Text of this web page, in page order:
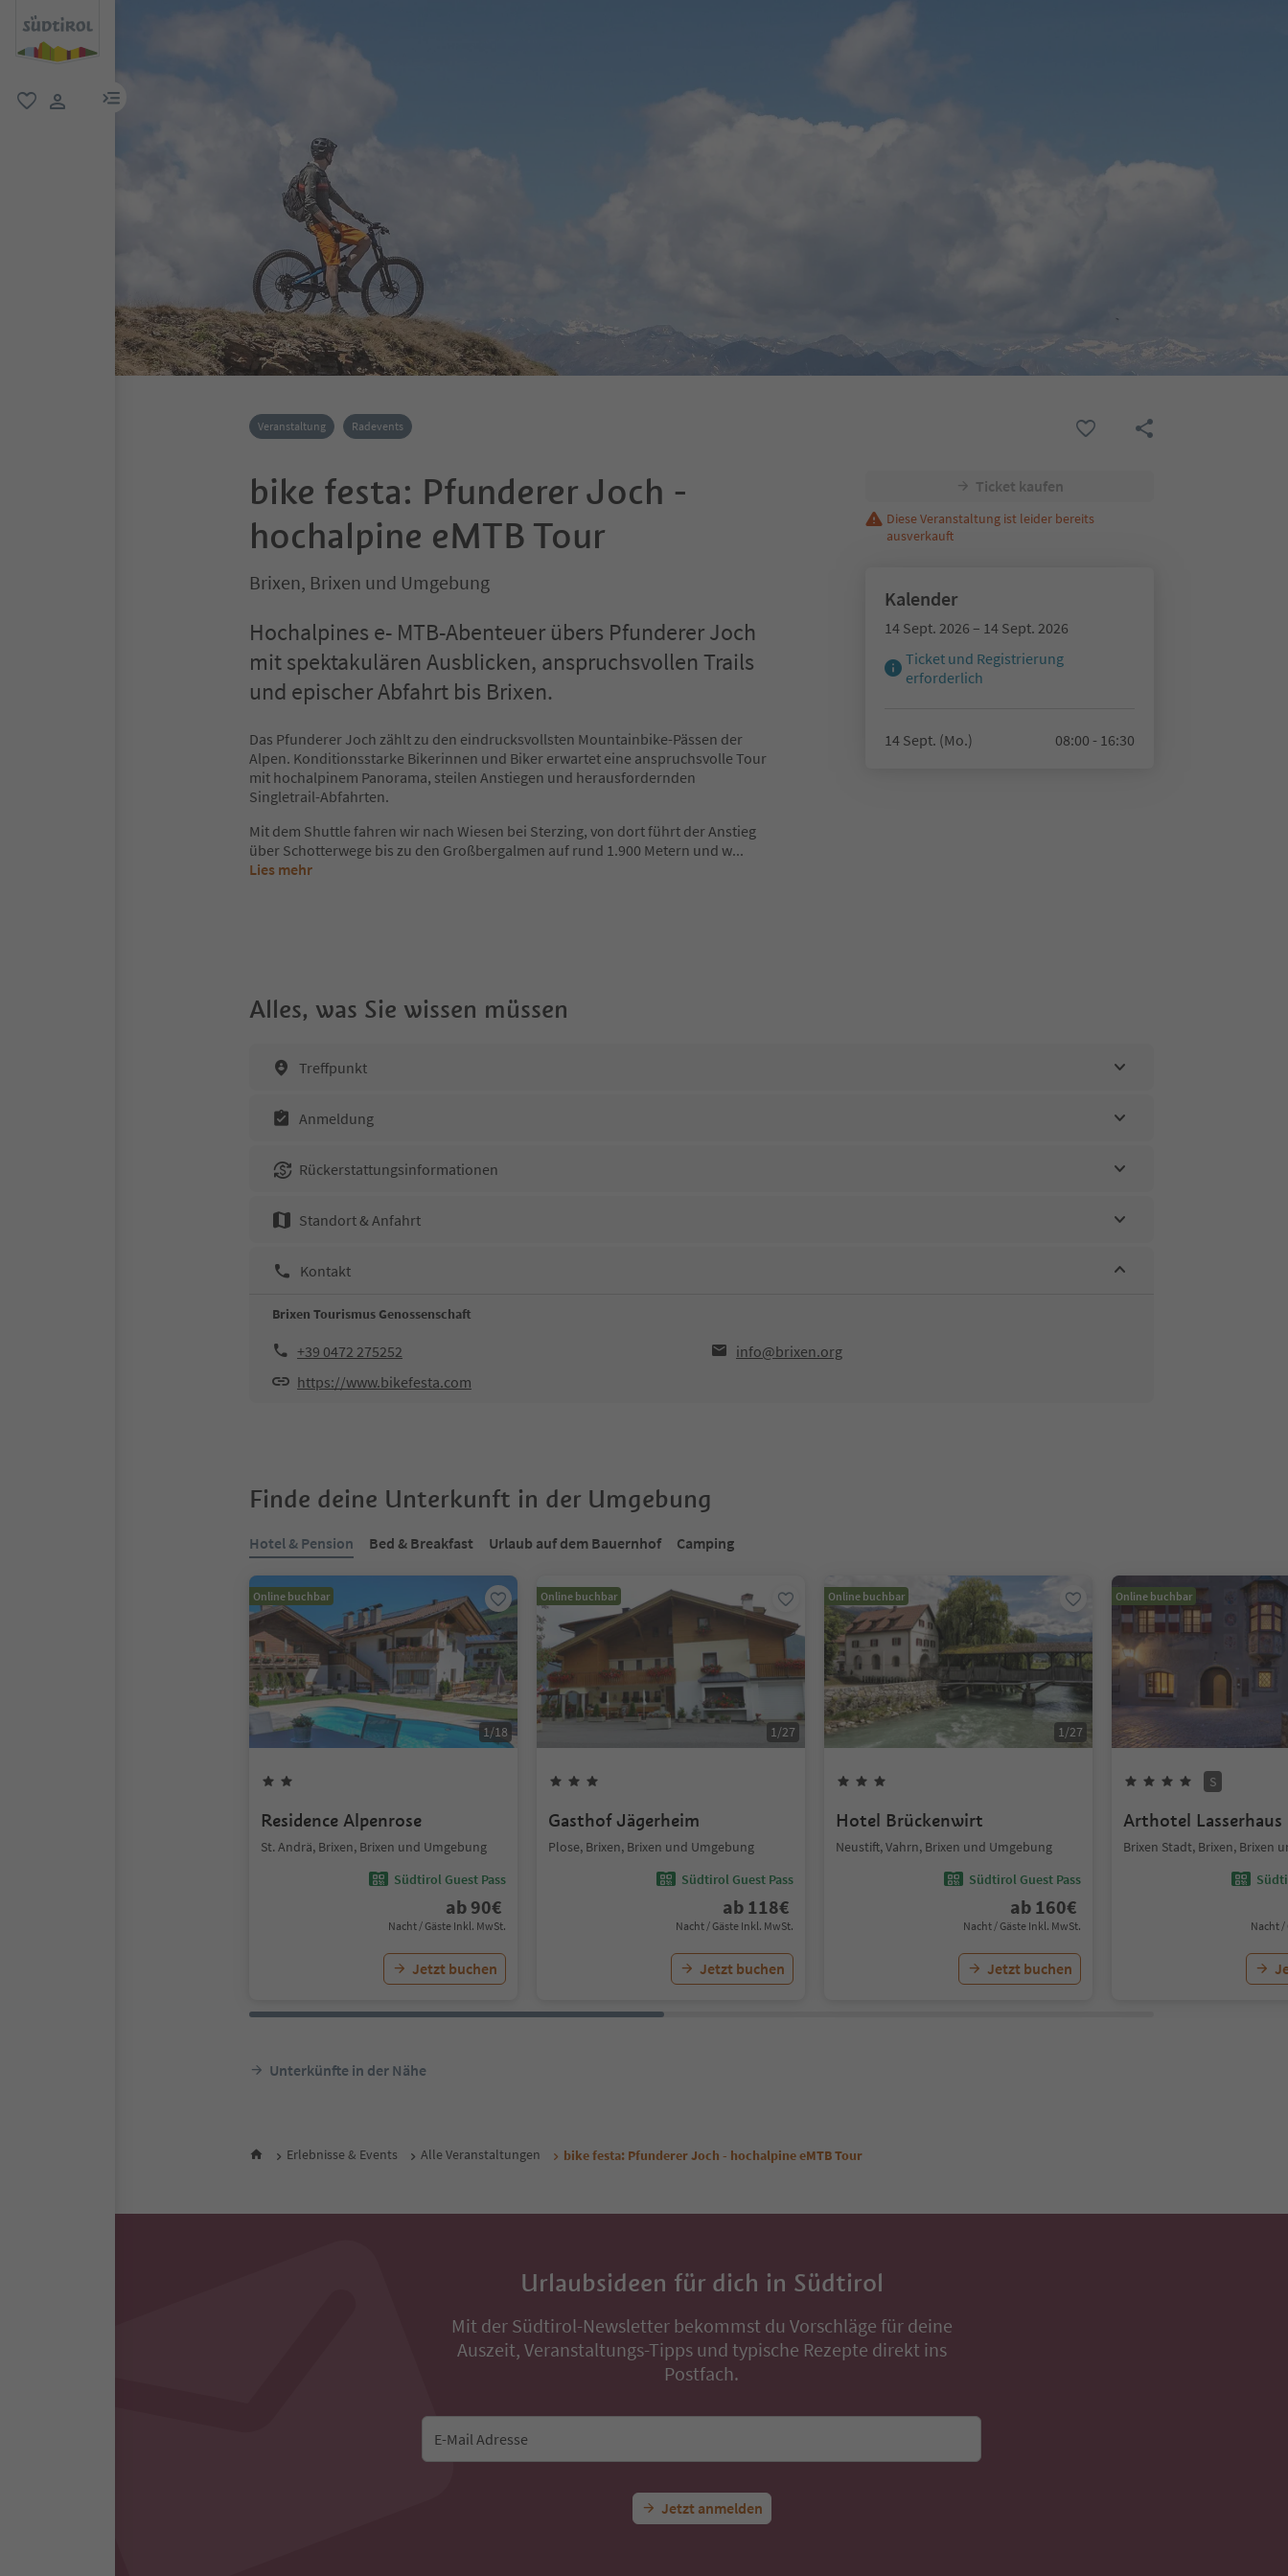
menu link
Veranstaltung Radevents
bike festa: Pfunderer Joch -
hochalpine eMTB Tour
Brixen, Brixen und Umgebung
Hochalpines e- MTB-Abenteuer übers Pfunderer Joch
mit spektakulären Ausblicken, anspruchsvollen Trails
und epischer Abfahrt bis Brixen.
Das Pfunderer Joch zählt zu den eindrucksvollsten Mountainbike-Pässen der
Alpen. Konditionsstarke Bikerinnen und Biker erwartet eine anspruchsvolle Tour
mit hochalpinem Panorama, steilen Anstiegen und herausfordernden
Singletrail-Abfahrten.
Mit dem Shuttle fahren wir nach Wiesen bei Sterzing, von dort führt der Anstieg
über Schotterwege bis zu den Großbergalmen auf rund 1.900 Metern und w...
Lies mehr
Ticket kaufen
Diese Veranstaltung ist leider bereits
ausverkauft
Kalender
14 Sept. 2026 – 14 Sept. 2026
Ticket und Registrierung
erforderlich
14 Sept. (Mo.) 08:00 - 16:30
Alles, was Sie wissen müssen
Treffpunkt
Anmeldung
Rückerstattungsinformationen
Standort & Anfahrt
Kontakt
Brixen Tourismus Genossenschaft
+39 0472 275252
info@brixen.org
https://www.bikefesta.com
Finde deine Unterkunft in der Umgebung
Hotel & Pension Bed & Breakfast Urlaub auf dem Bauernhof Camping
Online buchbar
1/18
Residence Alpenrose
St. Andrä, Brixen, Brixen und Umgebung
Südtirol Guest Pass
ab 90€
Nacht / Gäste Inkl. MwSt.
Jetzt buchen
Online buchbar
1/27
Gasthof Jägerheim
Plose, Brixen, Brixen und Umgebung
Südtirol Guest Pass
ab 118€
Nacht / Gäste Inkl. MwSt.
Jetzt buchen
Online buchbar
1/27
Hotel Brückenwirt
Neustift, Vahrn, Brixen und Umgebung
Südtirol Guest Pass
ab 160€
Nacht / Gäste Inkl. MwSt.
Jetzt buchen
Online buchbar
S
Arthotel Lasserhaus
Brixen Stadt, Brixen, Brixen
Nacht /
Unterkünfte in der Nähe
Erlebnisse & Events Alle Veranstaltungen bike festa: Pfunderer Joch - hochalpine eMTB Tour
Urlaubsideen für dich in Südtirol
Mit der Südtirol-Newsletter bekommst du Vorschläge für deine
Auszeit, Veranstaltungs-Tipps und typische Rezepte direkt ins
Postfach.
E-Mail Adresse
Jetzt anmelden